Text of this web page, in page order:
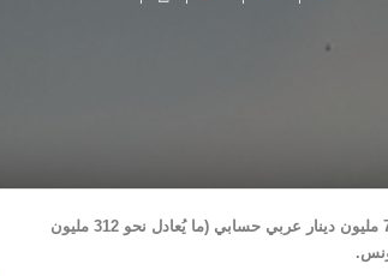
أبرمت تونس اتّفاقية القرض الممتد الأوّل، مع صندوق النقد العربي، بقيمة 76.700 مليون دينار عربي حسابي (ما يُعادل نحو 312 مليون